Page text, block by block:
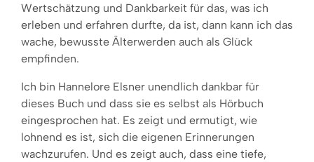
Wertschätzung und Dankbarkeit für das, was ich
erleben und erfahren durfte, da ist, dann kann ich das
wache, bewusste Älterwerden auch als Glück
empfinden.
Ich bin Hannelore Elsner unendlich dankbar für
dieses Buch und dass sie es selbst als Hörbuch
eingesprochen hat. Es zeigt und ermutigt, wie
lohnend es ist, sich die eigenen Erinnerungen
wachzurufen. Und es zeigt auch, dass eine tiefe,